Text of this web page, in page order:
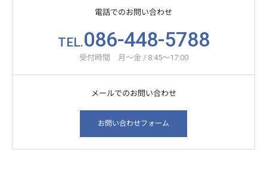
電話でのお問い合わせ
TEL.086-448-5788
受付時間 月～金 / 8:45～17:00
メールでのお問い合わせ
お問い合わせフォーム